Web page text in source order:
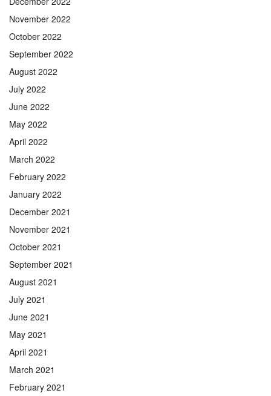
November 2022
October 2022
September 2022
August 2022
July 2022
June 2022
May 2022
April 2022
March 2022
February 2022
January 2022
December 2021
November 2021
October 2021
September 2021
August 2021
July 2021
June 2021
May 2021
April 2021
March 2021
February 2021